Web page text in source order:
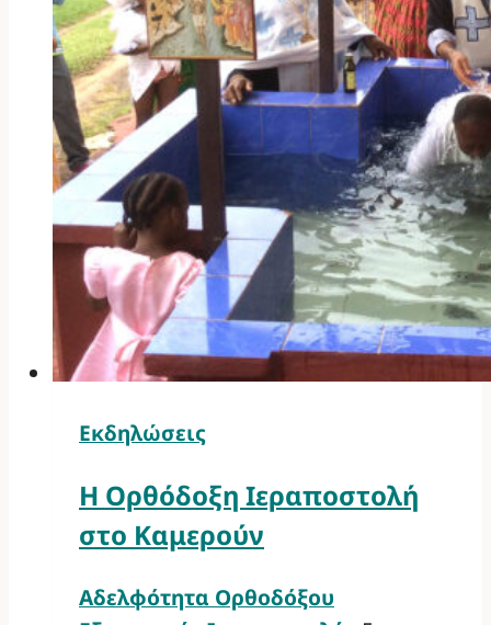
Εκδηλώσεις
Η Ορθόδοξη Ιεραποστολή
στο Καμερούν
Αδελφότητα Ορθοδόξου